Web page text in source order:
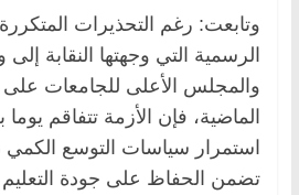
وتابعت: رغم التحذيرات
الرسمية التي وجهتها النقابة إلى
والمجلس الأعلى للجامعات على
الماضية، فإن الأزمة تتفاقم
استمرار سياسات التوسع
تضمن الحفاظ على جودة